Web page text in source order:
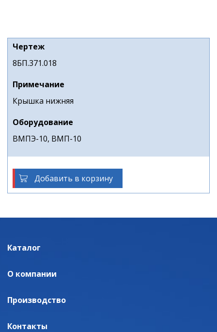
Чертеж
8БП.371.018
Примечание
Крышка нижняя
Оборудование
ВМПЭ-10, ВМП-10
Добавить в корзину
Каталог
О компании
Производство
Контакты